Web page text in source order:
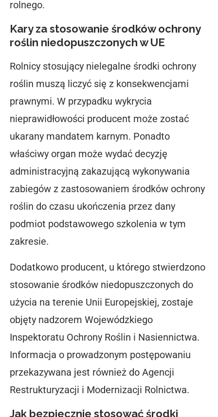
rolnego.
Kary za stosowanie środków ochrony
roślin niedopuszczonych w UE
Rolnicy stosujący nielegalne środki ochrony
roślin muszą liczyć się z konsekwencjami
prawnymi. W przypadku wykrycia
nieprawidłowości producent może zostać
ukarany mandatem karnym. Ponadto
właściwy organ może wydać decyzję
administracyjną zakazującą wykonywania
zabiegów z zastosowaniem środków ochrony
roślin do czasu ukończenia przez dany
podmiot podstawowego szkolenia w tym
zakresie.
Dodatkowo producent, u którego stwierdzono
stosowanie środków niedopuszczonych do
użycia na terenie Unii Europejskiej, zostaje
objęty nadzorem Wojewódzkiego
Inspektoratu Ochrony Roślin i Nasiennictwa.
Informacja o prowadzonym postępowaniu
przekazywana jest również do Agencji
Restrukturyzacji i Modernizacji Rolnictwa.
Jak bezpiecznie stosować środki